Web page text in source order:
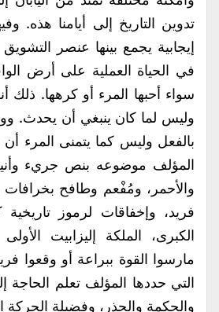
تدوين التاريخ إلى أيامنا هذه.
إيجابية يجمع بينها عنصر
في الحياة العملية على أرض
سواء أحبها المرء أو كرهها. ذلك
وليس لما كان ينبغي أن يحدث.
بالفعل وليس كما يتمنى المرء
المؤلف موضوعه بنص جريء
والأحمر، ومُفْعم وطافح
فريد، وإخفاقات لرموز تاريخية
الكبرى، الملكة إليزابيت
مارسوا القوة ببراعة أو وقعوا
التي حددها المؤلف تعلم الحاجة
والحكمة والحذر، وفضيلة الحركة